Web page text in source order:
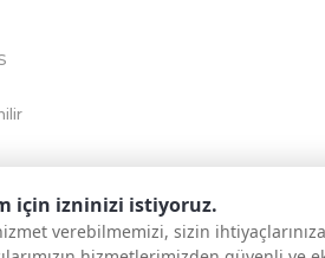
için izninizi istiyoruz.
verebilmemizi, sizin